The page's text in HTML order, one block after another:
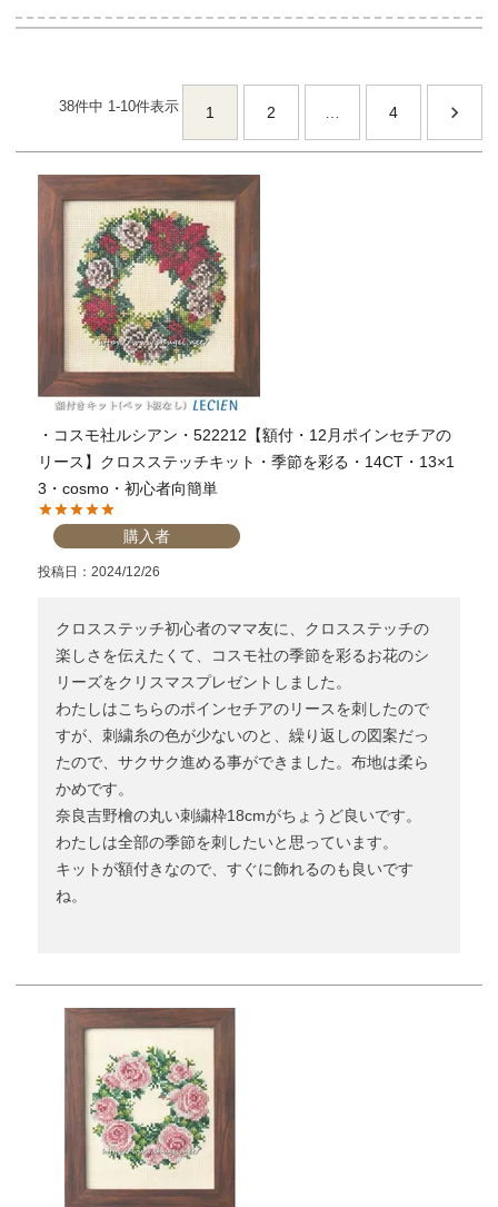
よくあるご質問
送料とお支払い方法について
返品特約について
新規会員登録
会員規約について
特定商取引法について
個人情報取り扱いについて
38件中 1-10件表示 1 2 4
・コスモ社ルシアン・522212【額付・12月ポインセチアの
リース】クロスステッチキット・季節を彩る・14CT・13×1
3・cosmo・初心者向簡単
購入者
投稿日 2024/12/26
クロスステッチ初心者のママ友に、クロスステッチの
楽しさを伝えたくて、コスモ社の季節を彩るお花のシ
リーズをクリスマスプレゼントしました。
わたしはこちらのポインセチアのリースを刺したので
すが、刺繍糸の色が少ないのと、繰り返しの図案だっ
たので、サクサク進める事ができました。布地は柔ら
かめです。
奈良吉野檜の丸い刺繍枠18cmがちょうど良いです。
わたしは全部の季節を刺したいと思っています。
キットが額付きなので、すぐに飾れるのも良いです
ね。